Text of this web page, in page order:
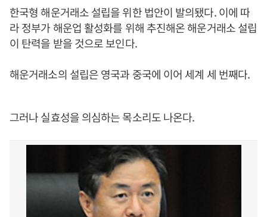
한국형 해운거래소 설립을 위한 법안이 발의됐다. 이에 따
라 정부가 해운업 활성화를 위해 추진해온 해운거래소 설립
이 탄력을 받을 것으로 보인다.
해운거래소의 설립은 영국과 중국에 이어 세계 세 번째다.
그러나 실효성을 의심하는 목소리도 나온다.